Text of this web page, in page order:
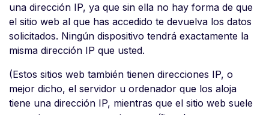
una dirección IP, ya que sin ella no hay forma de que
el sitio web al que has accedido te devuelva los datos
solicitados. Ningún dispositivo tendrá exactamente la
misma dirección IP que usted.
(Estos sitios web también tienen direcciones IP, o
mejor dicho, el servidor u ordenador que los aloja
tiene una dirección IP, mientras que el sitio web suele